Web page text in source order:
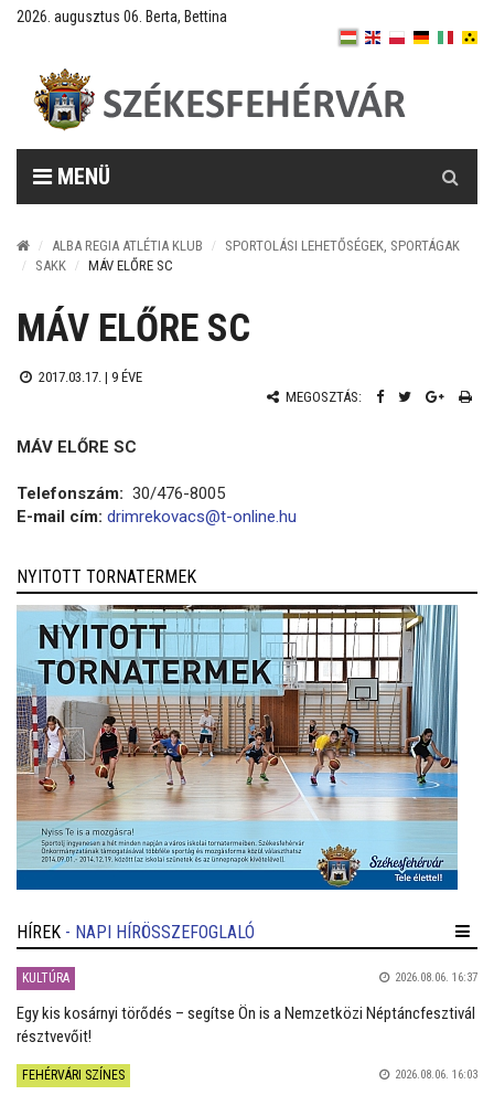
2026. augusztus 06. Berta, Bettina
MENÜ
ALBA REGIA ATLÉTIA KLUB
SPORTOLÁSI LEHETŐSÉGEK, SPORTÁGAK
SAKK
MÁV ELŐRE SC
MÁV ELŐRE SC
2017.03.17. | 9 ÉVE
MEGOSZTÁS:
MÁV ELŐRE SC
Telefonszám: 30/476-8005
E-mail cím: drimrekovacs@t-online.hu
NYITOTT TORNATERMEK
HÍREK - NAPI HÍRÖSSZEFOGLALÓ
KULTÚRA 2026.08.06. 16:37
Egy kis kosárnyi törődés – segítse Ön is a Nemzetközi Néptáncfesztivál
résztvevőit!
FEHÉRVÁRI SZÍNES 2026.08.06. 16:03